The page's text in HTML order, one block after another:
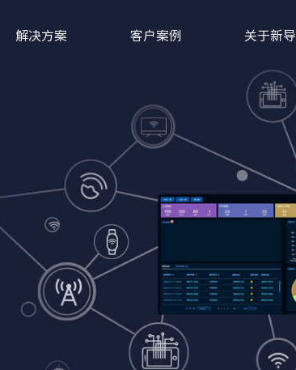
解决方案 客户案例 关于新导